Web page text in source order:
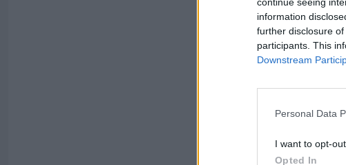
information
further disclosure
participants. This
Downstream
Personal Data
I want to opt-
Opted In